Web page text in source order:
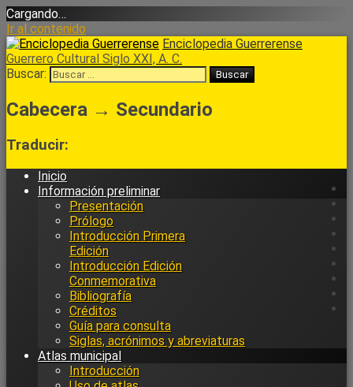
Cargando…
Ir al contenido
Enciclopedia Guerrerense
Guerrero Cultural Siglo XXI, A. C.
Buscar:
Cabecera → Secundario
Traducir:
Inicio
Información preliminar
Presentación
Prólogo
Introducción Primera
Edición
Introducción Edición
Conmemorativa
Bibliografía
Créditos
Guía para consulta
Siglas, acrónimos y abreviaturas
Atlas municipal
Introducción